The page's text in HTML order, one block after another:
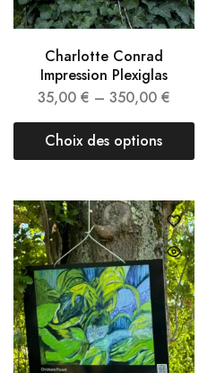
Charlotte Conrad
Impression Plexiglas
35,00 € – 350,00 €
Choix des options